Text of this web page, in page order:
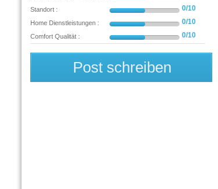
Standort : 0/10
Home Dienstleistungen : 0/10
Comfort Qualität : 0/10
Post schreiben